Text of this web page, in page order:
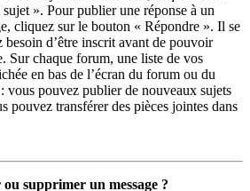
». Pour publier une réponse à un
cliquez sur le bouton « Répondre ». Il se
besoin d’être inscrit avant de pouvoir
Sur chaque forum, une liste de vos
en bas de l’écran du forum ou du
vous pouvez publier de nouveaux sujets
pouvez transférer des pièces jointes dans
supprimer un message ?